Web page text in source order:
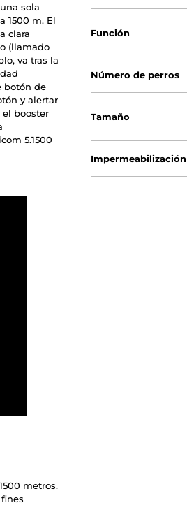
sola
1500 m. El
clara
(llamado
va tras la
botón de
y alertar
booster
5.1500
metros.
Función
Número de perros
Tamaño
Impermeabilización